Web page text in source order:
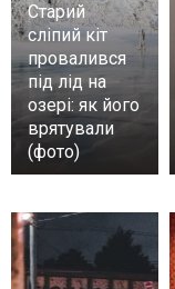
Старий
сліпий кіт
провалився
під лід на
озері: як його
врятували
(фото)